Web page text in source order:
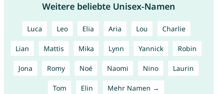
Weitere beliebte Unisex-Namen
Luca Leo Elia Aria Lou Charlie
Lian Mattis Mika Lynn Yannick Robin
Jona Romy Noé Naomi Nino Laurin
Tom Elin Mehr Namen →